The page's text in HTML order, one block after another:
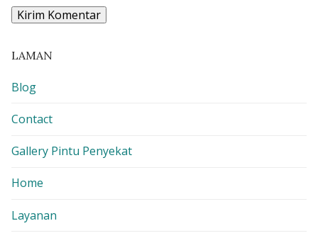
LAMAN
Blog
Contact
Gallery Pintu Penyekat
Home
Layanan